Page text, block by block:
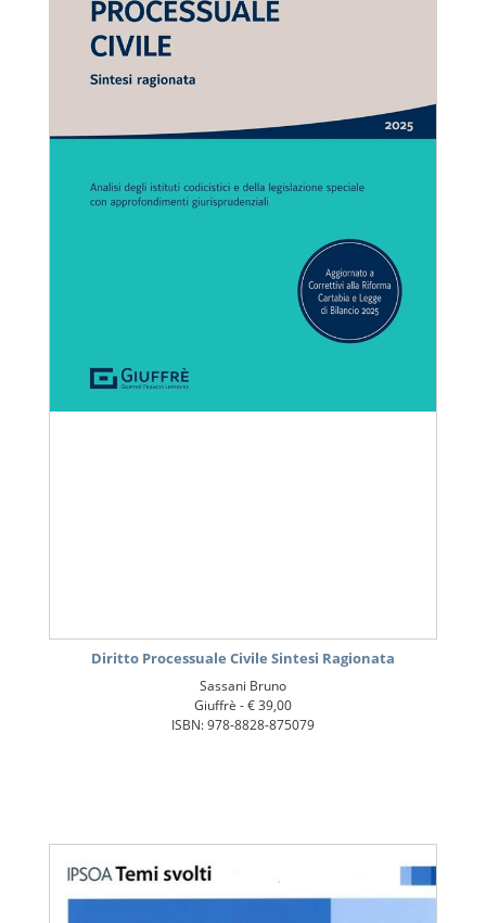
Diritto Processuale Civile Sintesi Ragionata
Sassani Bruno
Giuffrè -€ 39,00
ISBN: 978-8828-875079